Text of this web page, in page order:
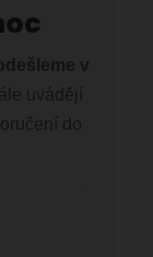
v
uvádějí
do